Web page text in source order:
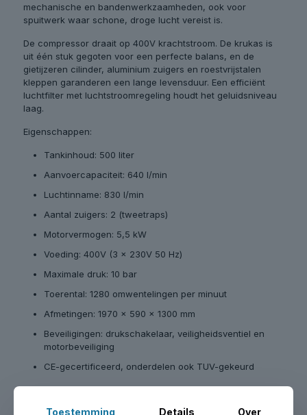
mechanische en bandenwerkzaamheden, ook voor
spuitwerk waar schone, droge lucht vereist is.
De compressor draait op 400V krachtstroom. De krukas is
uit één stuk gegoten voor een perfecte balans, en de
gietijzeren cilinder, aluminium zuigers en roestvrijstalen
kleppen garanderen een lange levensduur. Een efficiënt
luchtfilter met luchtstroomregeling houdt het geluidsniveau
laag.
Eigenschappen:
Tankinhoud: 500 liter
Aanvoercapaciteit: 640 l/min
Luchtinname: 830 l/min
Aantal zuigers: 2 (tweetraps)
Motorvermogen: 5,5 kW
Voeding: 400V (3 x 230V 50 Hz)
Maximale druk: 10 bar
Toerental: 1280 omwentelingen per minuut
Afmetingen: 1970 x 590 x 1300 mm
Beveiligingen: drukschakelaar, veiligheidsventiel en
motorbeveiliging
CE-gecertificeerd, onderdelen ook TUV-gekeurd
Toestemming Details Over